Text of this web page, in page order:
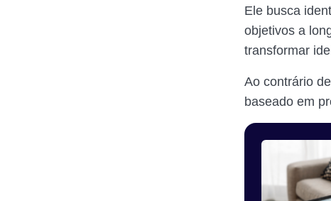
Ele busca
objetivos a
transformar
Ao contrário
baseado em